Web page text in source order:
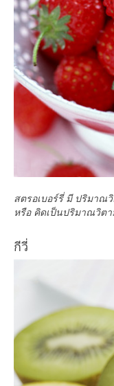
สตรอเบอร์รี่ มี ปริมาณ
หรือ คิดเป็นปริมาณวิต
กีวี่